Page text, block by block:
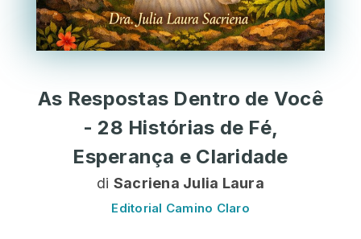
As Respostas Dentro de Você
- 28 Histórias de Fé,
Esperança e Claridade
di Sacriena Julia Laura
Editorial Camino Claro